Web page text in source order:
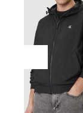
Przesuń